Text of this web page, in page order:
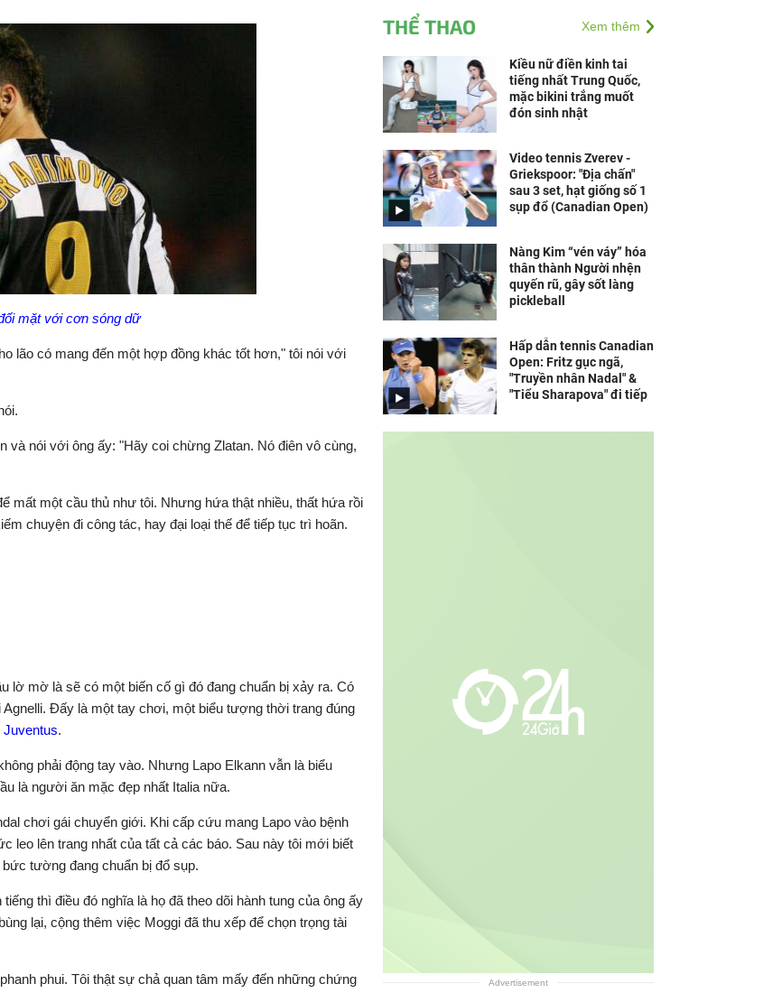
mặt với cơn sóng dữ
lão có mang đến một hợp đồng khác tốt hơn," tôi nói với
và nói với ông ấy: "Hãy coi chừng Zlatan. Nó điên vô cùng,
mất một cầu thủ như tôi. Nhưng hứa thật nhiều, thất hứa rồi
chuyện đi công tác, hay đại loại thế để tiếp tục trì hoãn.
lờ mờ là sẽ có một biến cố gì đó đang chuẩn bị xảy ra. Có
Đấy là một tay chơi, một biểu tượng thời trang đúng
Juventus.
phải động tay vào. Nhưng Lapo Elkann vẫn là biểu
là người ăn mặc đẹp nhất Italia nữa.
chơi gái chuyển giới. Khi cấp cứu mang Lapo vào bệnh
leo lên trang nhất của tất cả các báo. Sau này tôi mới biết
tường đang chuẩn bị đổ sụp.
thì điều đó nghĩa là họ đã theo dõi hành tung của ông ấy
lại, cộng thêm việc Moggi đã thu xếp để chọn trọng tài
phui. Tôi thật sự chả quan tâm mấy đến những chứng
giá trị nằm ở bản quy
Nói khó, yếu liệt nửa
người, người đàn ông bất
ngờ phát hiện u não ác
THỂ THAO Xem thêm
Kiều nữ điền kinh tai
tiếng nhất Trung Quốc,
mặc bikini trắng muốt
đón sinh nhật
Video tennis Zverev -
Griekspoor: "Địa chấn"
sau 3 set, hạt giống số 1
sụp đổ (Canadian Open)
Nàng Kim “vén váy” hóa
thân thành Người nhện
quyến rũ, gây sốt làng
pickleball
Hấp dẫn tennis Canadian
Open: Fritz gục ngã,
"Truyền nhân Nadal" &
"Tiểu Sharapova" đi tiếp
Advertisement